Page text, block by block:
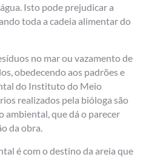
Isto pode prejudicar a
toda a cadeia alimentar do
no mar ou vazamento de
obedecendo aos padrões e
do Instituto do Meio
realizados pela bióloga são
ambiental, que dá o parecer
da obra.
é com o destino da areia que